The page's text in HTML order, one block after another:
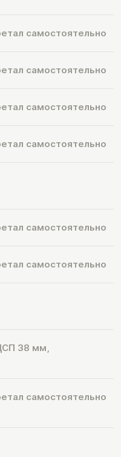
самостоятельно
самостоятельно
самостоятельно
самостоятельно
самостоятельно
самостоятельно
38 мм,
самостоятельно